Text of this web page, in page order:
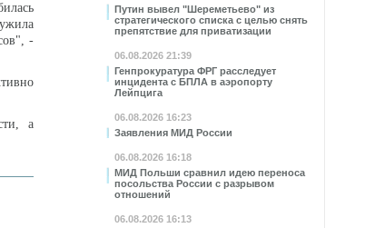
Путин вывел "Шереметьево" из
стратегического списка с целью снять
препятствие для приватизации
06.08.2026 21:39
Генпрокуратура ФРГ расследует
инцидента с БПЛА в аэропорту
Лейпцига
06.08.2026 16:23
Заявления МИД России
06.08.2026 16:18
МИД Польши сравнил идею переноса
посольства России с разрывом
отношений
06.08.2026 16:13
-
а